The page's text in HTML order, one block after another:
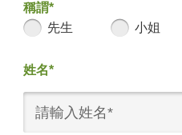
稱謂*
先生
小姐
姓名*